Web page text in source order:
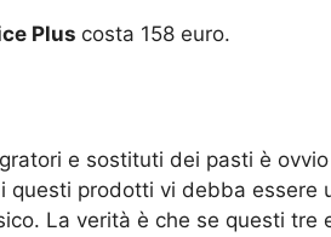
Plus costa 158 euro.
e sostituti dei pasti è
questi prodotti vi debba essere
La verità è che se questi tre